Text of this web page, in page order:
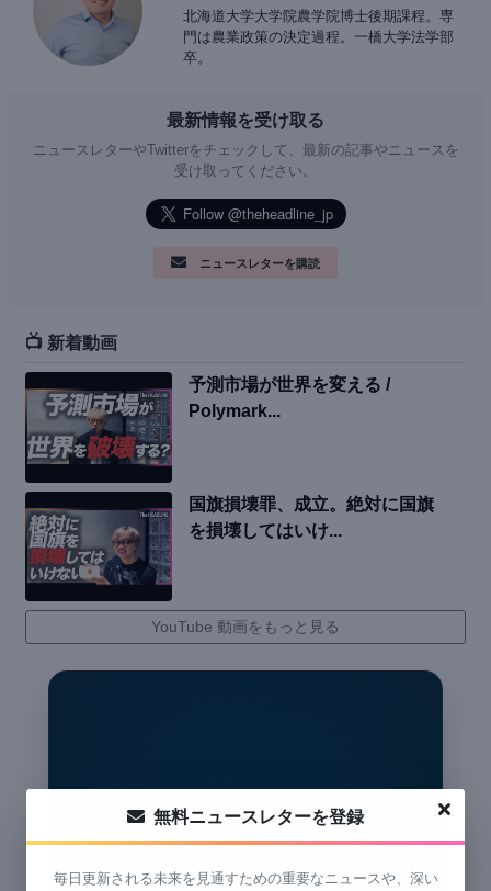
北海道大学大学院農学院博士後期課程。専
門は農業政策の決定過程。一橋大学法学部
卒。
最新情報を受け取る
ニュースレターやTwitterをチェックして、最新の記事やニュースを
受け取ってください。
ニュースレターを購読
📺 新着動画
予測市場が世界を変える /
Polymark...
国旗損壊罪、成立。絶対に国旗
を損壊してはいけ...
YouTube 動画をもっと見る
無料ニュースレターを登録
毎日更新される未来を見通すための重要なニュースや、深い